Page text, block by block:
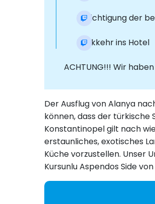
Besichtigung der
Rückkehr ins Hotel
ACHTUNG!!! Wir
Der Ausflug von Alanya
können, dass der türkische
Konstantinopel gilt nach
erstaunliches, exotisches
Küche vorzustellen. Unser
Kursunlu Aspendos Side